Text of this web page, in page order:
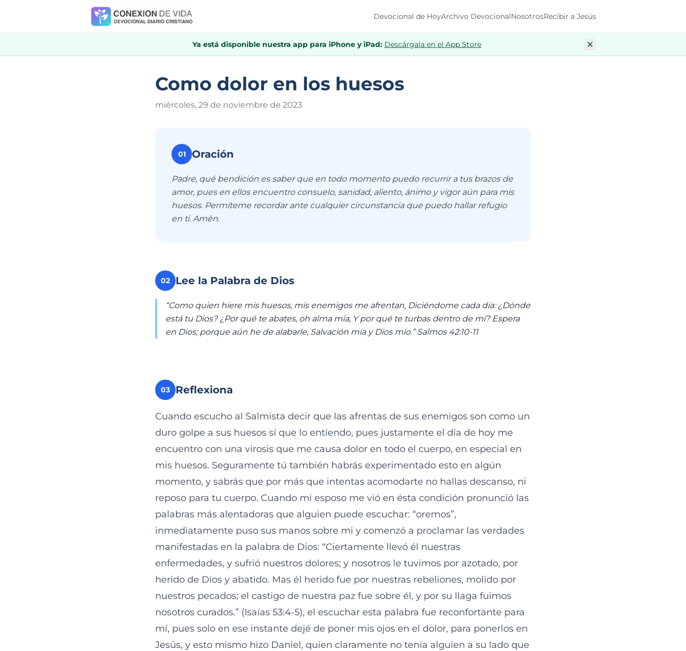
Devocional de HoyArchivo DevocionalNosotrosRecibir a Jesús
Ya está disponible nuestra app para iPhone y iPad: Descárgala en el App Store
Como dolor en los huesos
miércoles, 29 de noviembre de 2023
01 Oración
Padre, qué bendición es saber que en todo momento puedo recurrir a tus brazos de
amor, pues en ellos encuentro consuelo, sanidad, aliento, ánimo y vigor aún para mis
huesos. Permíteme recordar ante cualquier circunstancia que puedo hallar refugio
en ti. Amén.
02 Lee la Palabra de Dios
“Como quien hiere mis huesos, mis enemigos me afrentan, Diciéndome cada día: ¿Dónde
está tu Dios? ¿Por qué te abates, oh alma mía, Y por qué te turbas dentro de mí? Espera
en Dios; porque aún he de alabarle, Salvación mía y Dios mío.” ‭‭Salmos‬ ‭42:10‭-‬11‬
03 Reflexiona
Cuando escucho al Salmista decir que las afrentas de sus enemigos son como un
duro golpe a sus huesos sí que lo entiendo, pues justamente el día de hoy me
encuentro con una virosis que me causa dolor en todo el cuerpo, en especial en
mis huesos. Seguramente tú también habrás experimentado esto en algún
momento, y sabrás que por más que intentas acomodarte no hallas descanso, ni
reposo para tu cuerpo. Cuando mi esposo me vió en ésta condición pronunció las
palabras más alentadoras que alguien puede escuchar: “oremos”,
inmediatamente puso sus manos sobre mi y comenzó a proclamar las verdades
manifestadas en la palabra de Dios: “Ciertamente llevó él nuestras
enfermedades, y sufrió nuestros dolores; y nosotros le tuvimos por azotado, por
herido de Dios y abatido. Mas él herido fue por nuestras rebeliones, molido por
nuestros pecados; el castigo de nuestra paz fue sobre él, y por su llaga fuimos
nosotros curados.” (‭‭Isaías‬ ‭53:4‭-‬5‬), el escuchar esta palabra fue reconfortante para
mí, pues solo en ese instante dejé de poner mis ojos en el dolor, para ponerlos en
Jesús, y esto mismo hizo Daniel, quien claramente no tenía alguien a su lado que